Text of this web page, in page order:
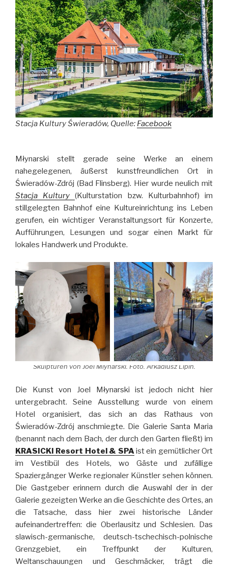
Stacja Kultury Świeradów, Quelle: Facebook
Młynarski stellt gerade seine Werke an einem
nahegelegenen, äußerst kunstfreundlichen Ort in
Świeradów-Zdrój (Bad Flinsberg). Hier wurde neulich mit
Stacja Kultury (Kulturstation bzw. Kulturbahnhof) im
stillgelegten Bahnhof eine Kultureinrichtung ins Leben
gerufen, ein wichtiger Veranstaltungsort für Konzerte,
Aufführungen, Lesungen und sogar einen Markt für
lokales Handwerk und Produkte.
Skulpturen von Joel Mlynarski. Foto. Arkadiusz Lipin.
Die Kunst von Joel Młynarski ist jedoch nicht hier
untergebracht. Seine Ausstellung wurde von einem
Hotel organisiert, das sich an das Rathaus von
Świeradów-Zdrój anschmiegte. Die Galerie Santa Maria
(benannt nach dem Bach, der durch den Garten fließt) im
KRASICKI Resort Hotel & SPAist ein gemütlicher Ort
im Vestibül des Hotels, wo Gäste und zufällige
Spaziergänger Werke regionaler Künstler sehen können.
Die Gastgeber erinnern durch die Auswahl der in der
Galerie gezeigten Werke an die Geschichte des Ortes, an
die Tatsache, dass hier zwei historische Länder
aufeinandertreffen: die Oberlausitz und Schlesien. Das
slawisch-germanische, deutsch-tschechisch-polnische
Grenzgebiet, ein Treffpunkt der Kulturen,
Weltanschauungen und Geschmäcker, trägt die